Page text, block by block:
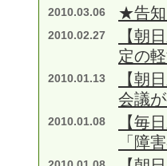
2010.03.06 ★告
2010.02.27
【朝
定の
2010.01.13
【朝
会議
2010.01.08
【毎
「障